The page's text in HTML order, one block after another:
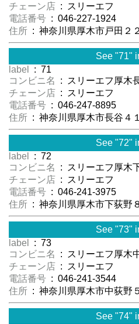
チェーン店 : スリーエフ
電話番号 : 046-227-1924
住所 : 神奈川県厚木市戸田２
See "71"
label
: 71
コンビニ名
: スリーエフ厚木
チェーン店 : スリーエフ
電話番号 : 046-247-8895
住所 : 神奈川県厚木市長谷４
See "72"
label
: 72
コンビニ名
: スリーエフ厚木
チェーン店 : スリーエフ
電話番号 : 046-241-3975
住所 : 神奈川県厚木市下荻野
See "73"
label
: 73
コンビニ名
: スリーエフ厚木
チェーン店 : スリーエフ
電話番号 : 046-241-3544
住所 : 神奈川県厚木市中荻野
See "74"